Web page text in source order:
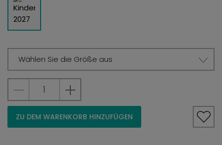
Wählen Sie die Größe aus
ZU DEM WARENKORB HINZUFÜGEN